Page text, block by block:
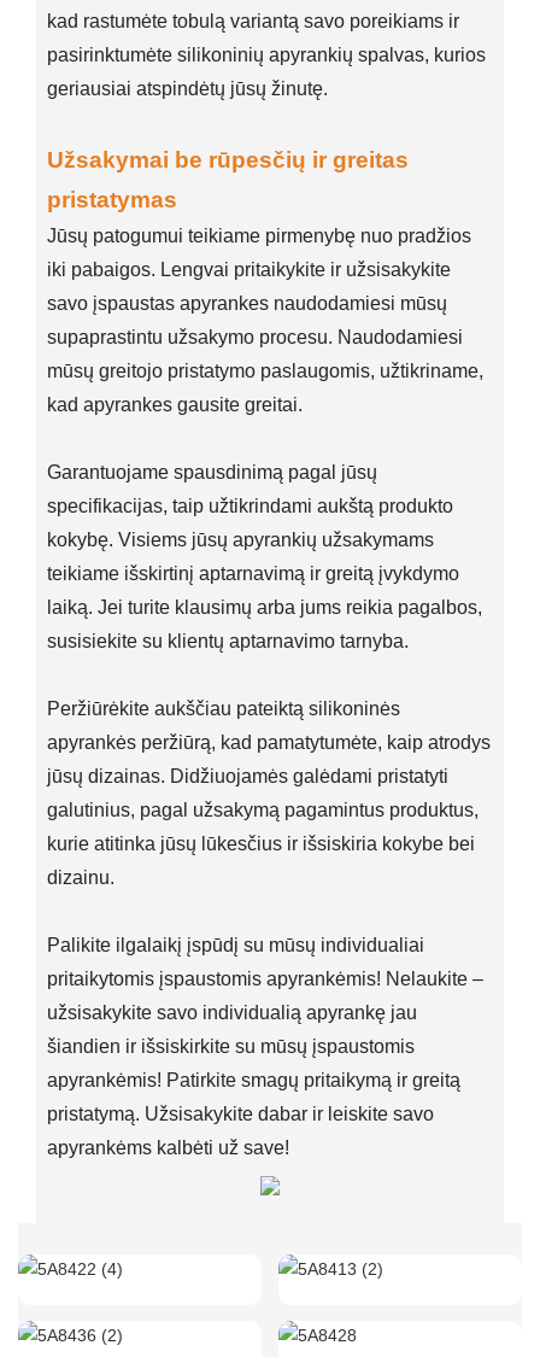
kad rastumėte tobulą variantą savo poreikiams ir
pasirinktumėte silikoninių apyrankių spalvas, kurios
geriausiai atspindėtų jūsų žinutę.
Užsakymai be rūpesčių ir greitas
pristatymas
Jūsų patogumui teikiame pirmenybę nuo pradžios
iki pabaigos. Lengvai pritaikykite ir užsisakykite
savo įspaustas apyrankes naudodamiesi mūsų
supaprastintu užsakymo procesu. Naudodamiesi
mūsų greitojo pristatymo paslaugomis, užtikriname,
kad apyrankes gausite greitai.
Garantuojame spausdinimą pagal jūsų
specifikacijas, taip užtikrindami aukštą produkto
kokybę. Visiems jūsų apyrankių užsakymams
teikiame išskirtinį aptarnavimą ir greitą įvykdymo
laiką. Jei turite klausimų arba jums reikia pagalbos,
susisiekite su klientų aptarnavimo tarnyba.
Peržiūrėkite aukščiau pateiktą silikoninės
apyrankės peržiūrą, kad pamatytumėte, kaip atrodys
jūsų dizainas. Didžiuojamės galėdami pristatyti
galutinius, pagal užsakymą pagamintus produktus,
kurie atitinka jūsų lūkesčius ir išsiskiria kokybe bei
dizainu.
Palikite ilgalaikį įspūdį su mūsų individualiai
pritaikytomis įspaustomis apyrankėmis! Nelaukite –
užsisakykite savo individualią apyrankę jau
šiandien ir išsiskirkite su mūsų įspaustomis
apyrankėmis! Patirkite smagų pritaikymą ir greitą
pristatymą. Užsisakykite dabar ir leiskite savo
apyrankėms kalbėti už save!